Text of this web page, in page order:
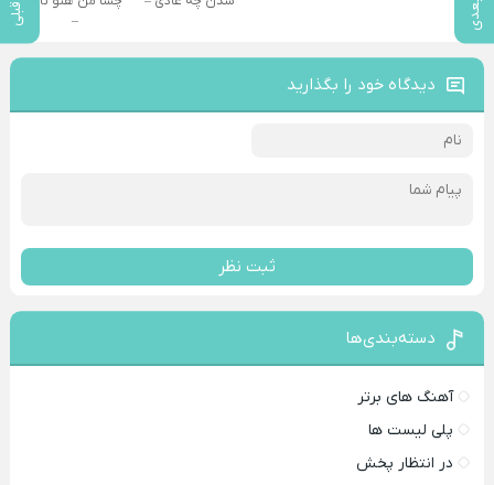
–
دیدگاه خود را بگذارید
ثبت نظر
دسته‌بندی‌ها
آهنگ های برتر
پلی لیست ها
در انتظار پخش